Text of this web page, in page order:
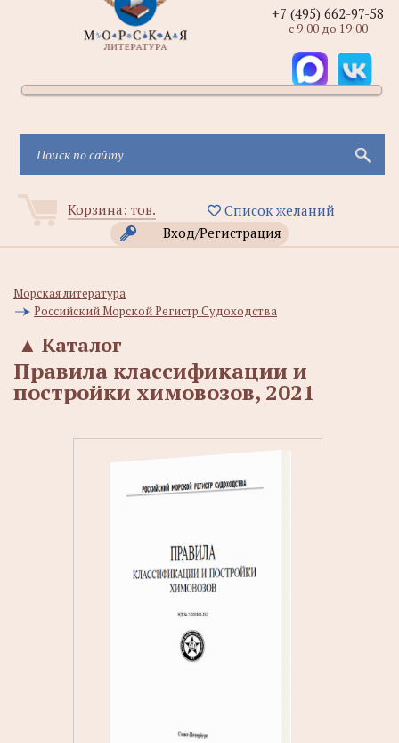
Корзина: тов.
Список желаний
Вход/Регистрация
+7 (495) 662-97-58
с 9:00 до 19:00
Морская литература
Российский Морской Регистр Судоходства
Каталог
▲
Правила классификации и
постройки химовозов, 2021